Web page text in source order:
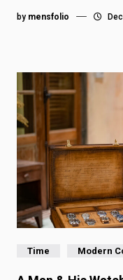
by mensfolio
Time Modern